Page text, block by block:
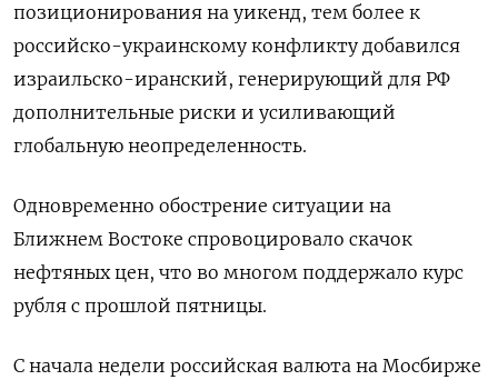
позиционирования на уикенд, тем более к
российско-украинскому конфликту добавился
израильско-иранский, генерирующий для РФ
дополнительные риски и усиливающий
глобальную неопределенность.
Одновременно обострение ситуации на
Ближнем Востоке спровоцировало скачок
нефтяных цен, что во многом поддержало курс
рубля с прошлой пятницы.
С начала недели российская валюта на Мосбирже